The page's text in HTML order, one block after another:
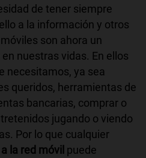
de tener siempre
a la información y otros
son ahora un
nuestras vidas. En ellos
necesitamos, ya sea
queridos, herramientas de
bancarias, comprar o
jugando o viendo
Por lo que cualquier
la red móvil puede